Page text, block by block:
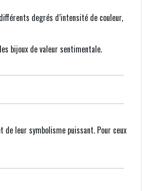
degrés d’intensité de couleur,
bijoux de valeur sentimentale.
leur symbolisme puissant. Pour ceux